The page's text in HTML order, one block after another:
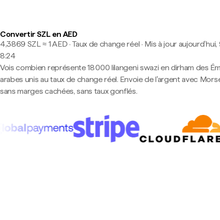
Convertir SZL en AED
4,3869 SZL ≈ 1 AED · Taux de change réel · Mis à jour aujourd’hui,
8:24
Vois combien représente 18 000 lilangeni swazi en dirham des
arabes unis au taux de change réel. Envoie de l'argent avec
sans marges cachées, sans taux gonflés.